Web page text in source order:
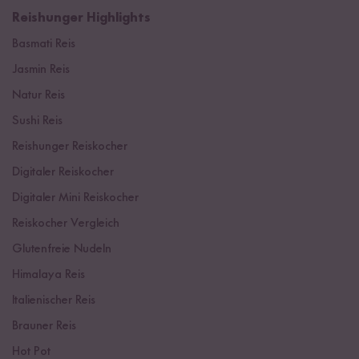
Reishunger Highlights
Basmati Reis
Jasmin Reis
Natur Reis
Sushi Reis
Reishunger Reiskocher
Digitaler Reiskocher
Digitaler Mini Reiskocher
Reiskocher Vergleich
Glutenfreie Nudeln
Himalaya Reis
Italienischer Reis
Brauner Reis
Hot Pot